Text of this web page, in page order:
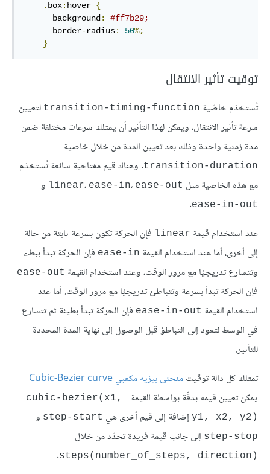
. box: hover {
background: #ff7b29;
border-radius: 50%;
}
توقيت تأثير الانتقال
تُستخدَم خاصّية transition-timing-function لتعيين
سرعة تأثير الانتقال، ويمكن لهذا التأثير أن يمتلك سرعات مختلفة ضمن
مدة زمنية واحدة وذلك بعد تعيين المدة من خلال خاصية
transition-duration. وهناك قيم مفتاحية شائعة تُستخدَم
مع هذه الخاصية مثل
linear، ease-in، ease-out و
ease-in-out
.
عند استخدام قيمة linear فإن الحركة تكون بسرعة ثابتة من حالة
إلى أخرى، أما عند استخدام القيمة ease-in فإن الحركة تبدأ ببطء
وتتسارع تدريجيًا مع مرور الوقت، وعند استخدام القيمة ease-out
فإن الحركة تبدأ بسرعة وتتباطئ تدريجيًا مع مرور الوقت. أما عند
استخدام القيمة ease-in-out فإن الحركة تبدأ بطيئة ثم تتسارع
في الوسط لتعود إلى التباطؤ قبل الوصول إلى نهاية المدة المحددة
للتأثير.
تمتلك كل دالة توقيتمنحنى بيزيه مكعبي Cubic-Bezier curve
يمكن تعيين قيمه بدقّة بواسطة القيمة
cubic-bezier(x1,
y1, x2, y2) إضافة إلى قيم أخرى هي step-start و
step-stop إلى جانب قيمة فريدة تحدّد من خلال
steps(number_of_steps, direction)
.